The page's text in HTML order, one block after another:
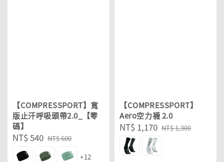
【COMPRESSPORT】寬
版止汗呼吸頭帶2.0_【零
碼】
Sale
price
NT$ 540 Regular
price
NT$ 600
+12
【COMPRESSPORT】
Aero空力襪 2.0
Sale
price
NT$ 1,170 Regular
NT$ 1,300